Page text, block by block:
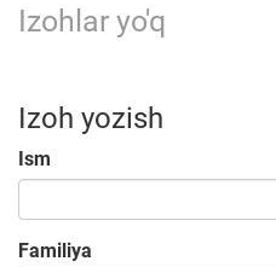
Izohlar yo'q
Izoh yozish
Ism
Familiya